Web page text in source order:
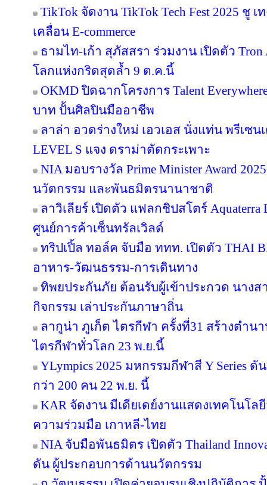
TikTok จัดงาน TikTok Tech Fest 2025 ชู
เคลื่อน E-commerce
ธามไท-เก้า สุภัสสรา ร่วมงาน เปิดตัว
โลกแห่งกริดสุดล้ำ 9 ต.ค.นี้
OKMD ปิดฉากโครงการ Talent
บาท ปั้นศิลปินมืออาชีพ
ลาล่า อวดร่างใหม่ เอวเอส นั่งแท่น พรีเซ
LEVEL S แจง ดราม่าตัดกระเพาะ
NIA มอบรางวัล Prime Minister Award
นวัตกรรม และพันธมิตรนานาชาติ
ลาวิเลียร์ เปิดตัว แฟลกชิปสโตร์
ศูนย์การค้าเซ็นทรัลเวิลด์
ทริปเปิ้ล ทอล์ค จับมือ ททท. เปิดตัว THAI
อาหาร-วัฒนธรรม-การเดินทาง
ทิพยประกันภัย ต้อนรับผู้เข้าประกวด นางส
กิจกรรม เล่าประกันภาษาถิ่น
ลากูน่า ภูเก็ต ไตรกีฬา ครั้งที่31 สร้างตำ
ไตรกีฬาทั่วโลก 23 พ.ย.นี้
YLympics 2025 มหกรรมกีฬาสี Y Series
กว่า 200 คน 22 พ.ย. นี้
KAR จัดงาน มีเดียเดย์งานแสดงเทคโนโ
ความร่วมมือ เกาหลี-ไทย
NIA จับมือพันธมิตร เปิดตัว Thailand
ดัน ผู้ประกอบการด้านนวัตกรรม